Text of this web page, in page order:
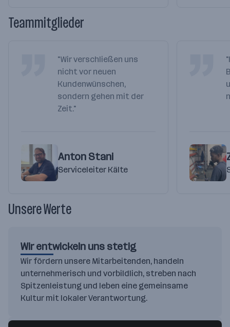
Teammitglieder
"Wir verschließen uns
nicht vor neuen
Kundenwünschen,
sondern gehen mit der
Zeit."
Anton Stani
Serviceleiter Kälte
Unsere Werte
Wir entwickeln uns stetig
Wir fördern unsere Mitarbeitenden, handeln
unternehmerisch und vorbildlich, streben nach
Spitzenleistung und leben eine gemeinsame
Kultur mit lokaler Verantwortung.